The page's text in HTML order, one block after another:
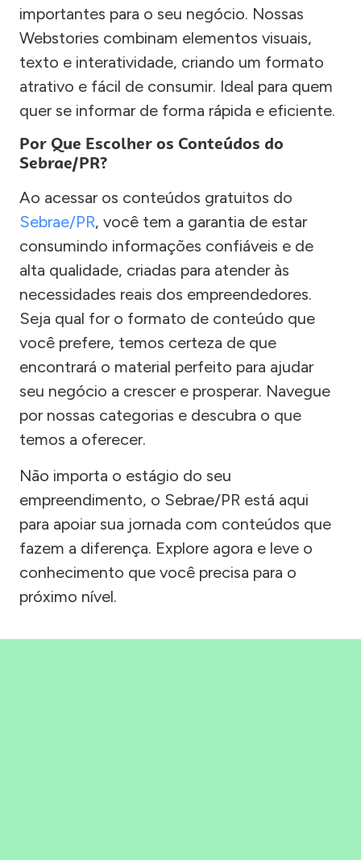
importantes para o seu negócio. Nossas
Webstories combinam elementos visuais,
texto e interatividade, criando um formato
atrativo e fácil de consumir. Ideal para quem
quer se informar de forma rápida e eficiente.
Por Que Escolher os Conteúdos do
Sebrae/PR?
Ao acessar os conteúdos gratuitos do
Sebrae/PR, você tem a garantia de estar
consumindo informações confiáveis e de
alta qualidade, criadas para atender às
necessidades reais dos empreendedores.
Seja qual for o formato de conteúdo que
você prefere, temos certeza de que
encontrará o material perfeito para ajudar
seu negócio a crescer e prosperar. Navegue
por nossas categorias e descubra o que
temos a oferecer.
Não importa o estágio do seu
empreendimento, o Sebrae/PR está aqui
para apoiar sua jornada com conteúdos que
fazem a diferença. Explore agora e leve o
conhecimento que você precisa para o
próximo nível.